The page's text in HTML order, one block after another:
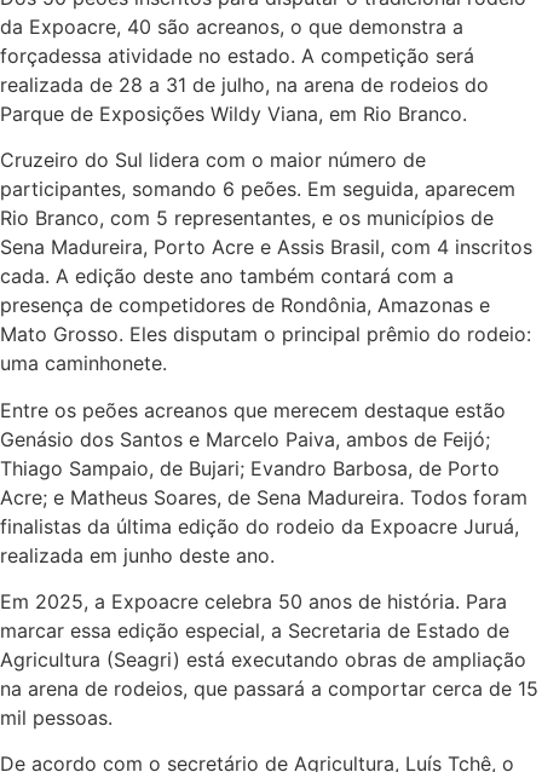
da Expoacre, 40 são acreanos, o que demonstra a
forçadessa atividade no estado. A competição será
realizada de 28 a 31 de julho, na arena de rodeios do
Parque de Exposições Wildy Viana, em Rio Branco.
Cruzeiro do Sul lidera com o maior número de
participantes, somando 6 peões. Em seguida, aparecem
Rio Branco, com 5 representantes, e os municípios de
Sena Madureira, Porto Acre e Assis Brasil, com 4 inscritos
cada. A edição deste ano também contará com a
presença de competidores de Rondônia, Amazonas e
Mato Grosso. Eles disputam o principal prêmio do rodeio:
uma caminhonete.
Entre os peões acreanos que merecem destaque estão
Genásio dos Santos e Marcelo Paiva, ambos de Feijó;
Thiago Sampaio, de Bujari; Evandro Barbosa, de Porto
Acre; e Matheus Soares, de Sena Madureira. Todos foram
finalistas da última edição do rodeio da Expoacre Juruá,
realizada em junho deste ano.
Em 2025, a Expoacre celebra 50 anos de história. Para
marcar essa edição especial, a Secretaria de Estado de
Agricultura (Seagri) está executando obras de ampliação
na arena de rodeios, que passará a comportar cerca de 15
mil pessoas.
De acordo com o secretário de Agricultura, Luís Tchê, o